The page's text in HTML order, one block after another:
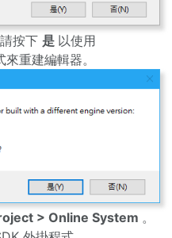
按下 是 以使用
重建編輯器。
> Online System 。